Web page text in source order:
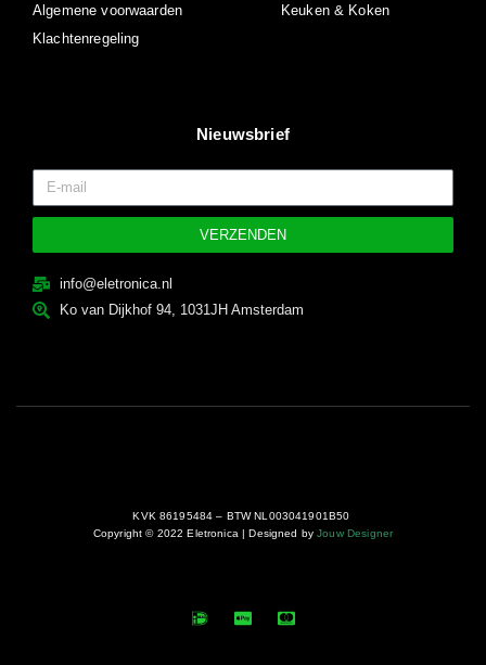
Algemene voorwaarden
Klachtenregeling
Keuken & Koken
Nieuwsbrief
VERZENDEN
info@eletronica.nl
Ko van Dijkhof 94, 1031JH Amsterdam
KVK 86195484 – BTW NL003041901B50
Copyright © 2022 Eletronica | Designed byJouw Designer